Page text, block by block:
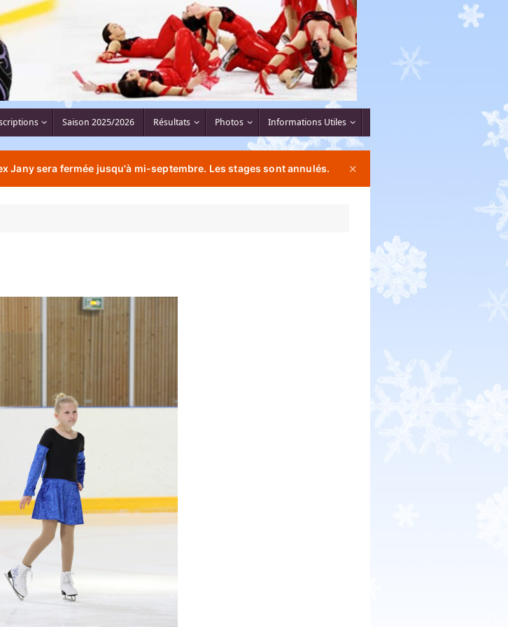
Saison 2025/2026 Résultats Photos Informations Utiles
Jany sera fermée jusqu'à mi-septembre. Les stages sont annulés. ✕